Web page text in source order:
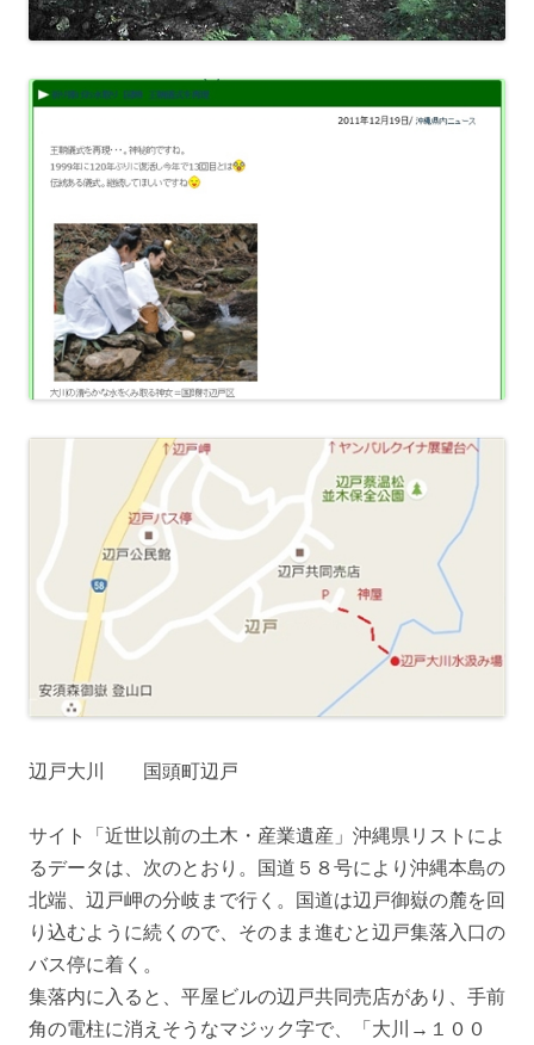
辺戸大川 国頭町辺戸
サイト「近世以前の土木・産業遺産」沖縄県リストによ
るデータは、次のとおり。国道５８号により沖縄本島の
北端、辺戸岬の分岐まで行く。国道は辺戸御嶽の麓を回
り込むように続くので、そのまま進むと辺戸集落入口の
バス停に着く。
集落内に入ると、平屋ビルの辺戸共同売店があり、手前
角の電柱に消えそうなマジック字で、「大川→１００